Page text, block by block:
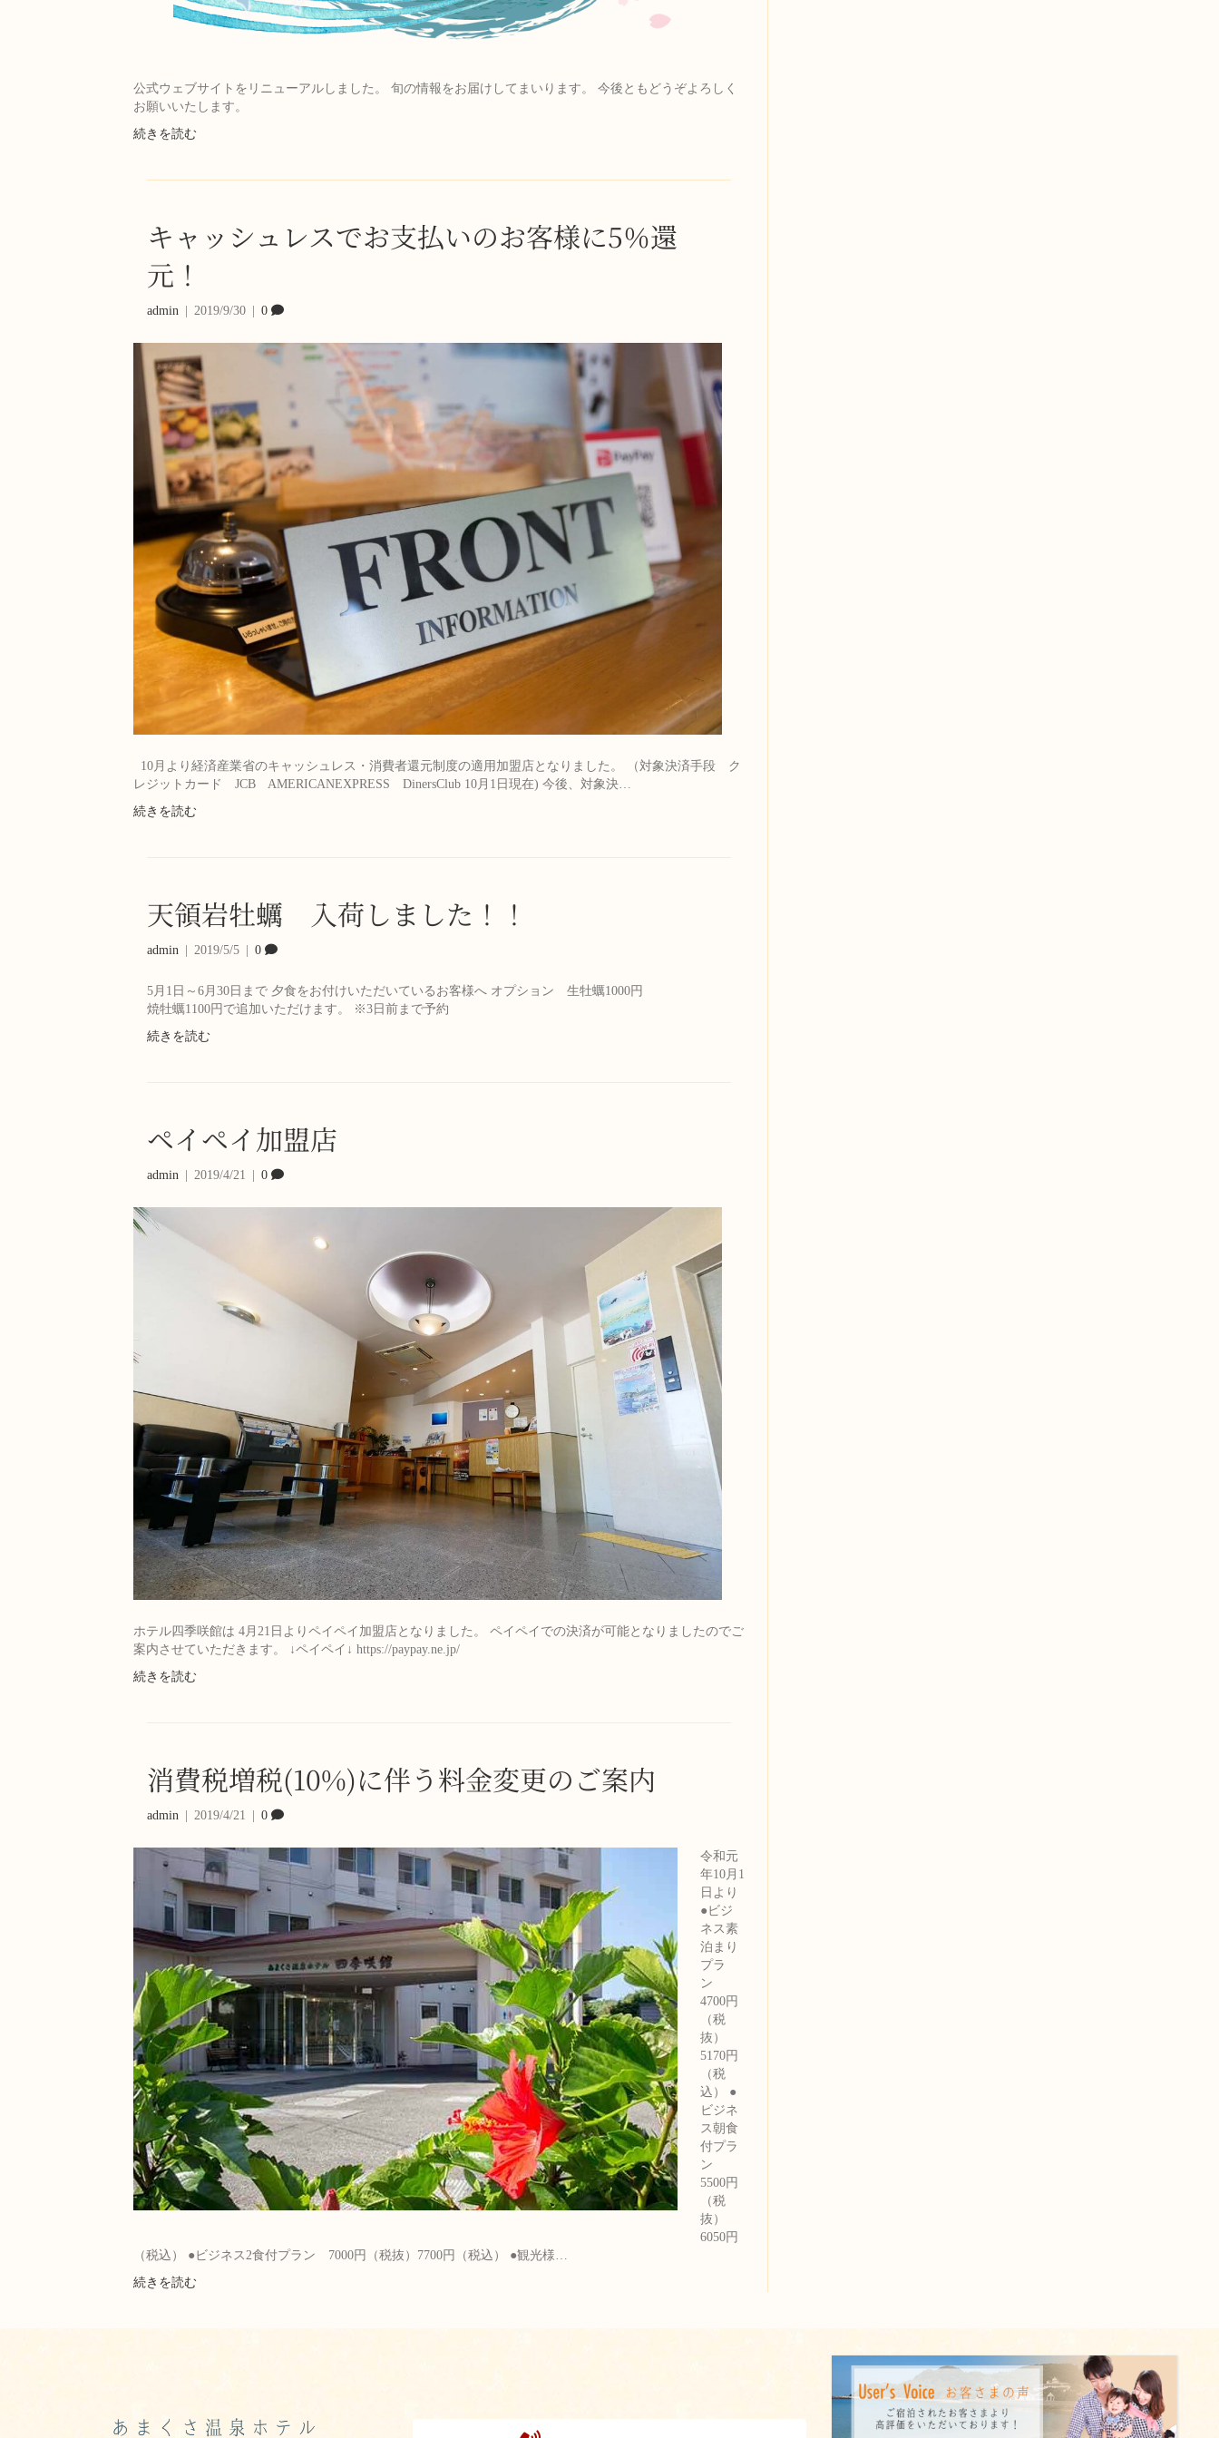
公式ウェブサイトをリニューアルしました。 旬の情報をお届けしてまいります。 今後ともどうぞよろしく
お願いいたします。
続きを読む
キャッシュレスでお支払いのお客様に5％還
元！
admin | 2019/9/30 | 0
10月より経済産業省のキャッシュレス・消費者還元制度の適用加盟店となりました。 （対象決済手段 ク
レジットカード JCB AMERICANEXPRESS DinersClub 10月1日現在) 今後、対象決…
続きを読む
天領岩牡蠣 入荷しました！！
admin 2019/5/5 0
5月1日～6月30日まで 夕食をお付けいただいているお客様へ オプション 生牡蠣1000円
焼牡蠣1100円で追加いただけます。 ※3日前まで予約
続きを読む
ペイペイ加盟店
admin 2019/4/21 0
ホテル四季咲館は 4月21日よりペイペイ加盟店となりました。 ペイペイでの決済が可能となりましたのでご
案内させていただきます。 ↓ペイペイ↓ https://paypay.ne.jp/
続きを読む
消費税増税(10%)に伴う料金変更のご案内
admin 2019/4/21 0
令和元
年10月1
日より
●ビジ
ネス素
泊まり
プラ
ン
4700円
（税
抜）
5170円
（税
込） ●
ビジネ
ス朝食
付プラ
ン
5500円
（税
抜）
6050円
（税込） ●ビジネス2食付プラン 7000円（税抜）7700円（税込） ●観光様…
続きを読む